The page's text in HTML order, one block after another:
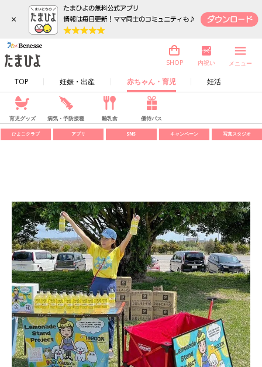
×
TOP 妊娠・出産 赤ちゃん・育児 妊活
SHOP 内祝い メニュー
育児グッズ 病気・予防接種 離乳食 優待パス
ひよこクラブ アプリ SNS キャンペーン 写真スタジオ